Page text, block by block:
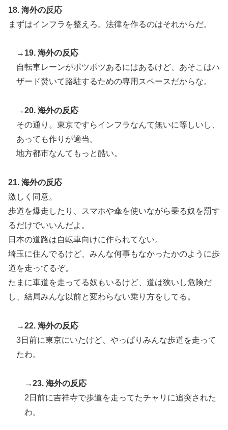
18. 海外の反応
まずはインフラを整えろ。法律を作るのはそれからだ。
→19. 海外の反応
自転車レーンがポツポツあるにはあるけど、あそこはハ
ザード焚いて路駐するための専用スペースだからな。
→20. 海外の反応
その通り。東京ですらインフラなんて無いに等しいし、
あっても作りが適当。
地方都市なんてもっと酷い。
21. 海外の反応
激しく同意。
歩道を爆走したり、スマホや傘を使いながら乗る奴を罰す
るだけでいいんだよ。
日本の道路は自転車向けに作られてない。
埼玉に住んでるけど、みんな何事もなかったかのように歩
道を走ってるぞ。
たまに車道を走ってる奴もいるけど、道は狭いし危険だ
し、結局みんな以前と変わらない乗り方をしてる。
→22. 海外の反応
3日前に東京にいたけど、やっぱりみんな歩道を走って
たわ。
→23. 海外の反応
2日前に吉祥寺で歩道を走ってたチャリに追突された
わ。